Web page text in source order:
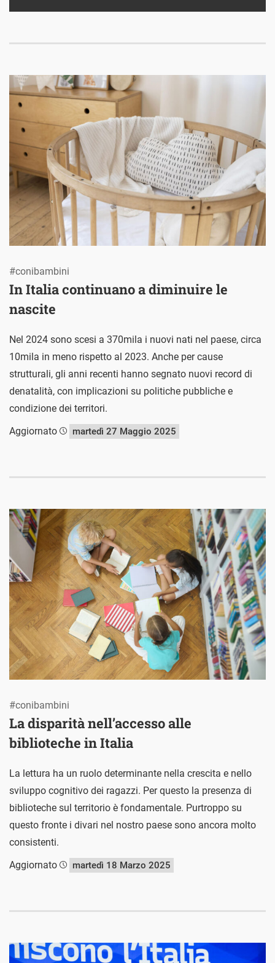
In Italia continuano a diminuire le
nascite
#conibambini
Nel 2024 sono scesi a 370mila i nuovi nati nel paese, circa
10mila in meno rispetto al 2023. Anche per cause
strutturali, gli anni recenti hanno segnato nuovi record di
denatalità, con implicazioni su politiche pubbliche e
condizione dei territori.
Aggiornato
martedì 27 Maggio 2025
La disparità nell’accesso alle
biblioteche in Italia
#conibambini
La lettura ha un ruolo determinante nella crescita e nello
sviluppo cognitivo dei ragazzi. Per questo la presenza di
biblioteche sul territorio è fondamentale. Purtroppo su
questo fronte i divari nel nostro paese sono ancora molto
consistenti.
Aggiornato
martedì 18 Marzo 2025